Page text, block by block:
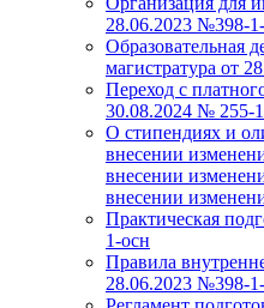
28.06.2023 №398-
Образовательная
магистратура от
Переход с
30.08.2024 № 255-
О стипендиях и
внесении
внесении
внесении
Практическая
1-осн
Правила
28.06.2023 №398-